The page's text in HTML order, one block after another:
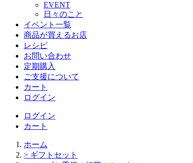
EVENT
日々のこと
イベント一覧
商品が買えるお店
レシピ
お問い合わせ
定期購入
ご支援について
カート
ログイン
ログイン
カート
ホーム
> ギフトセット